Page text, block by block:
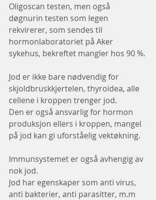
Oligoscan testen, men også
døgnurin testen som legen
rekvirerer, som sendes til
hormonlaboratoriet på Aker
sykehus, bekreftet mangler hos 90 %.
Jod er ikke bare nødvendig for
skjoldbruskkjertelen, thyroidea, alle
cellene i kroppen trenger jod.
Den er også ansvarlig for hormon
produksjon ellers i kroppen, mangel
på jod kan gi uforståelig vektøkning.
Immunsystemet er også avhengig av
nok jod.
Jod har egenskaper som anti virus,
anti bakterier, anti parasitter, m.m